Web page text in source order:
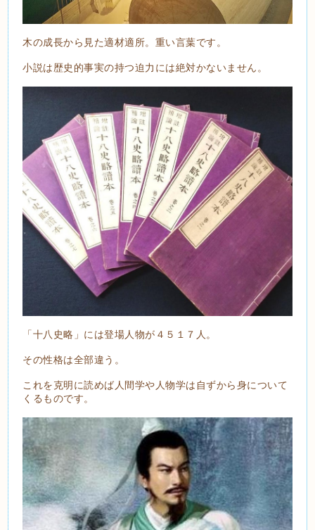
木の成長から見た適材適所。重い言葉です。
小説は歴史的事実の持つ迫力には絶対かないません。
「十八史略」には登場人物が４５１７人。
その性格は全部違う。
これを克明に読めば人間学や人物学は自ずから身について
くるものです。